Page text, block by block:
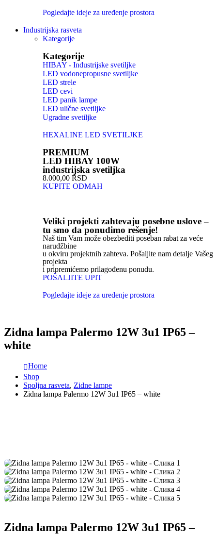
Pogledajte ideje za uređenje prostora
Industrijska rasveta
Kategorije
Kategorije
HIBAY - Industrijske svetiljke
LED vodonepropusne svetiljke
LED strele
LED cevi
LED panik lampe
LED ulične svetiljke
Ugradne svetiljke
HEXALINE LED SVETILJKE
PREMIUM
LED HIBAY 100W
industrijska svetiljka
8.000,00 RSD
KUPITE ODMAH
Veliki projekti zahtevaju posebne uslove –
tu smo da ponudimo rešenje!
Naš tim Vam može obezbediti poseban rabat za veće
narudžbine
u okviru projektnih zahteva. Pošaljite nam detalje Vašeg
projekta
i pripremićemo prilagođenu ponudu.
POŠALJITE UPIT
Pogledajte ideje za uređenje prostora
Zidna lampa Palermo 12W 3u1 IP65 –
white
Home
Shop
Spoljna rasveta, Zidne lampe
Zidna lampa Palermo 12W 3u1 IP65 – white
Zidna lampa Palermo 12W 3u1 IP65 –